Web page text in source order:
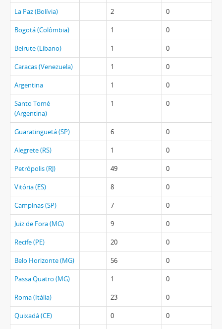
La Paz (Bolívia) 2 0
Bogotá (Colômbia) 1 0
Beirute (Líbano) 1 0
Caracas (Venezuela) 1 0
Argentina 1 0
Santo Tomé
(Argentina)
1 0
Guaratinguetá (SP) 6 0
Alegrete (RS) 1 0
Petrópolis (RJ) 49 0
Vitória (ES) 8 0
Campinas (SP) 7 0
Juiz de Fora (MG) 9 0
Recife (PE) 20 0
Belo Horizonte (MG) 56 0
Passa Quatro (MG) 1 0
Roma (Itália) 23 0
Quixadá (CE) 0 0